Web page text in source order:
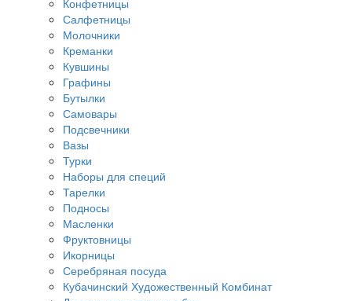
Конфетницы
Салфетницы
Молочники
Креманки
Кувшины
Графины
Бутылки
Самовары
Подсвечники
Вазы
Турки
Наборы для специй
Тарелки
Подносы
Масленки
Фруктовницы
Икорницы
Серебряная посуда
Кубачинский Художественный Комбинат